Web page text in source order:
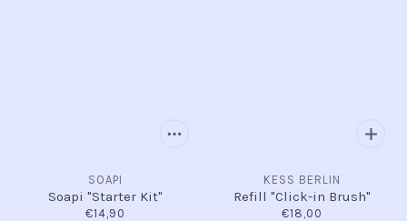
SOAPI
Soapi "Starter Kit"
€14,90
KESS BERLIN
Refill "Click-in Brush"
€18,00